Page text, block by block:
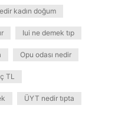
kadın doğum
Iui ne demek tıp
Opu odası nedir
TL
ÜYT nedir tıpta